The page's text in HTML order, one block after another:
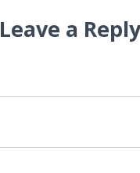
Leave a Reply